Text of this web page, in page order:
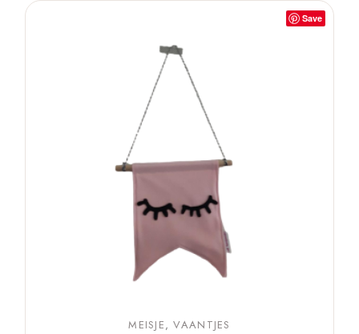
Save
MEISJE VAANTJES